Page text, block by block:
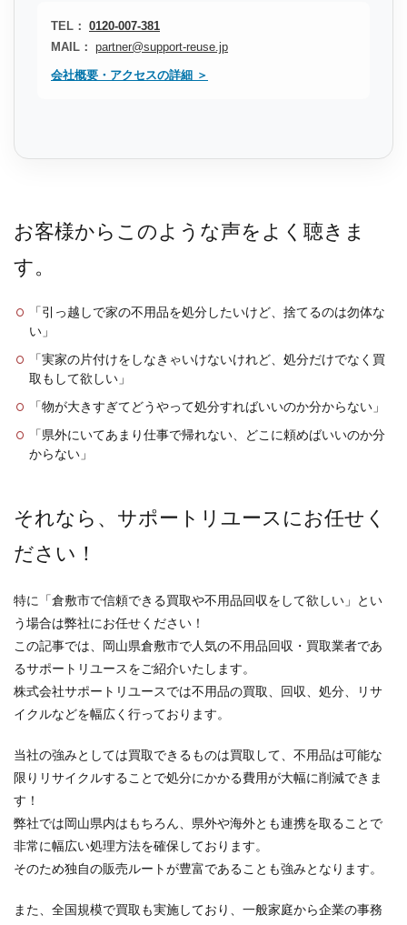
TEL： 0120-007-381
MAIL： partner@support-reuse.jp
会社概要・アクセスの詳細 ＞
お客様からこのような声をよく聴きま
す。
「引っ越しで家の不用品を処分したいけど、捨てるのは勿体な
い」
「実家の片付けをしなきゃいけないけれど、処分だけでなく買
取もして欲しい」
「物が大きすぎてどうやって処分すればいいのか分からない」
「県外にいてあまり仕事で帰れない、どこに頼めばいいのか分
からない」
それなら、サポートリユースにお任せく
ださい！
特に「倉敷市で信頼できる買取や不用品回収をして欲しい」とい
う場合は弊社にお任せください！
この記事では、岡山県倉敷市で人気の不用品回収・買取業者であ
るサポートリユースをご紹介いたします。
株式会社サポートリユースでは不用品の買取、回収、処分、リサ
イクルなどを幅広く行っております。
当社の強みとしては買取できるものは買取して、不用品は可能な
限りリサイクルすることで処分にかかる費用が大幅に削減できま
す！
弊社では岡山県内はもちろん、県外や海外とも連携を取ることで
非常に幅広い処理方法を確保しております。
そのため独自の販売ルートが豊富であることも強みとなります。
また、全国規模で買取も実施しており、一般家庭から企業の事務